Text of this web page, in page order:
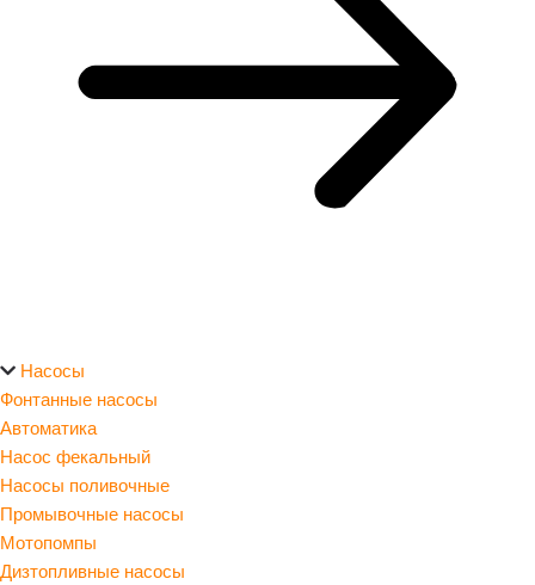
Насосы
Фонтанные насосы
Автоматика
Насос фекальный
Насосы поливочные
Промывочные насосы
Мотопомпы
Дизтопливные насосы